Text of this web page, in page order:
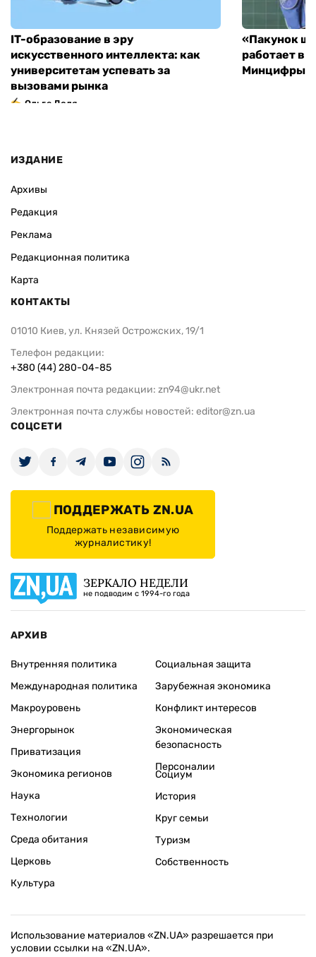
IT-образование в эру
искусственного интеллекта: как
университетам успевать за
вызовами рынка
Ольга Доля
«Пакунок
работает в
Минцифры
ИЗДАНИЕ
Архивы
Редакция
Реклама
Редакционная политика
Карта
КОНТАКТЫ
01010 Киев, ул. Князей Острожских, 19/1
Телефон редакции:
+380 (44) 280-04-85
Электронная почта редакции: zn94@ukr.net
Электронная почта службы новостей: editor@zn.ua
СОЦСЕТИ
ПОДДЕРЖАТЬ ZN.UA
Поддержать независимую
журналистику!
ЗЕРКАЛО НЕДЕЛИ
не подводим с 1994-го года
АРХИВ
Внутренняя политика
Международная политика
Макроуровень
Энергорынок
Приватизация
Экономика регионов
Социальная защита
Зарубежная экономика
Конфликт интересов
Экономическая
безопасность
Персоналии
Наука
Технологии
Среда обитания
Церковь
Культура
Социум
История
Круг семьи
Туризм
Собственность
Использование материалов «ZN.UA» разрешается при
условии ссылки на «ZN.UA».